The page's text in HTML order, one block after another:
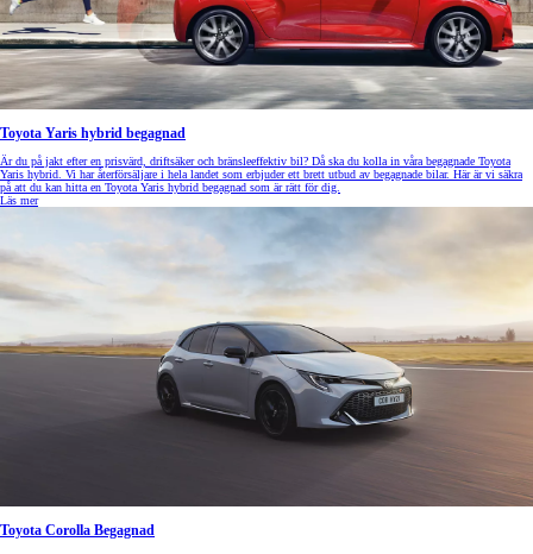
Toyota Yaris hybrid begagnad
Är du på jakt efter en prisvärd, driftsäker och bränsleeffektiv bil? Då ska du kolla in våra begagnade Toyota
Yaris hybrid. Vi har återförsäljare i hela landet som erbjuder ett brett utbud av begagnade bilar. Här är vi säkra
på att du kan hitta en Toyota Yaris hybrid begagnad som är rätt för dig.
Läs mer
Toyota Corolla Begagnad